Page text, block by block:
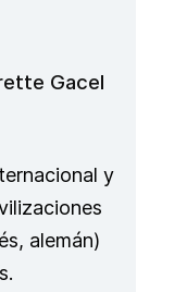
Gacel
y
alemán)